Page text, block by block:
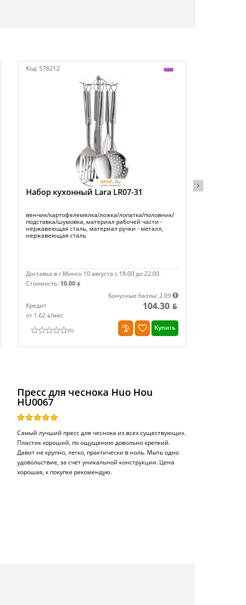
Код: 578212
Набор кухонный Lara LR07-31
венчик/картофелемялка/ложка/лопатка/половник/
подставка/шумовка, материал рабочей части -
нержавеющая сталь, материал ручки - металл,
нержавеющая сталь
Доставка в г.Минск 10 августа с 18:00 до 22:00.
Стоимость: 10.00 ƃ
Бонусные баллы: 2.09
Кредит
от 1.62 ƃ/мec
104.30 ƃ
(0) Купить
Пресс для чеснока Huo Hou
HU0067
Самый лучший пресс для чеснока из всех существующих.
Пластик хороший, по ощущению довольно крепкий.
Давит не крупно, легко, практически в ноль. Мыть одно
удовольствие, за счет уникальной конструкции. Цена
хорошая, к покупке рекомендую.